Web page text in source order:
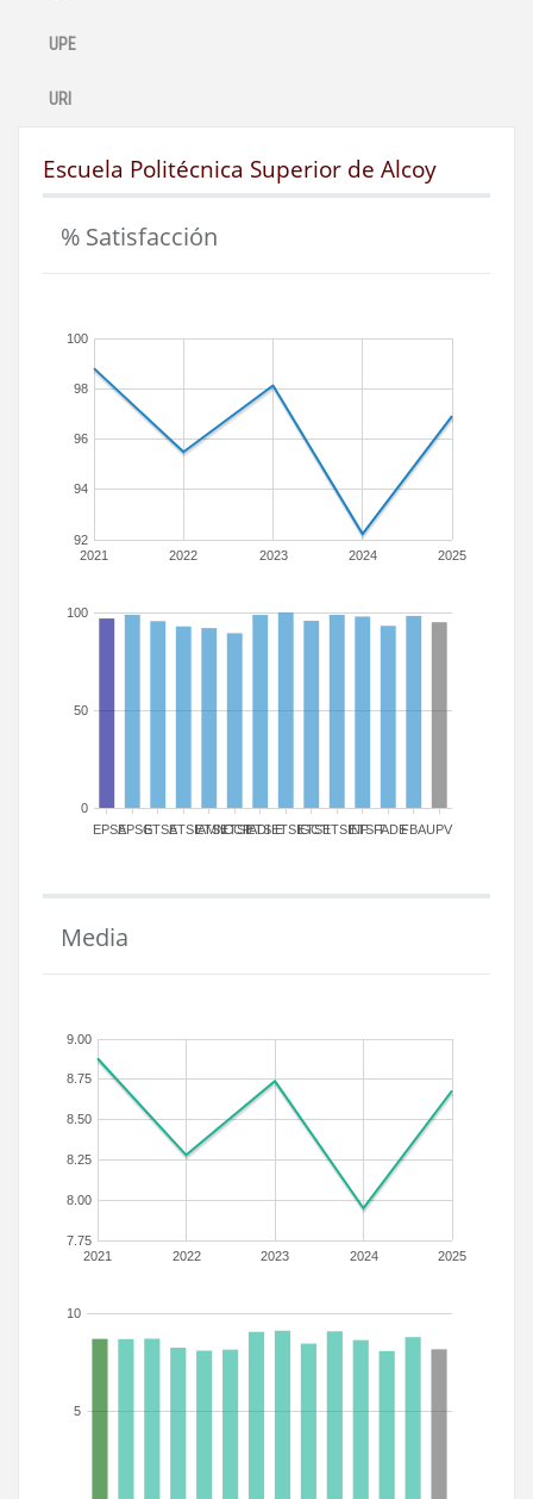
UPE
URI
Escuela Politécnica Superior de Alcoy
% Satisfacción
2021 2022 2023 2024 2025
92
94
96
98
100
EPSAEPSGETSAETSIAMN
ETSICCP
ETSIADI
ETSIEETSIGCT
ETSIIETSINFETSITFADEFBAUPV
0
50
100
Media
2021 2022 2023 2024 2025
7.75
8.00
8.25
8.50
8.75
9.00
5
10